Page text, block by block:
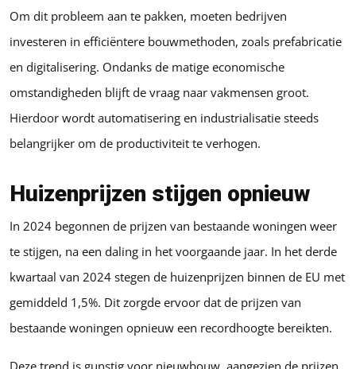
Om dit probleem aan te pakken, moeten bedrijven
investeren in efficiëntere bouwmethoden, zoals prefabricatie
en digitalisering. Ondanks de matige economische
omstandigheden blijft de vraag naar vakmensen groot.
Hierdoor wordt automatisering en industrialisatie steeds
belangrijker om de productiviteit te verhogen.
Huizenprijzen stijgen opnieuw
In 2024 begonnen de prijzen van bestaande woningen weer
te stijgen, na een daling in het voorgaande jaar. In het derde
kwartaal van 2024 stegen de huizenprijzen binnen de EU met
gemiddeld 1,5%. Dit zorgde ervoor dat de prijzen van
bestaande woningen opnieuw een recordhoogte bereikten.